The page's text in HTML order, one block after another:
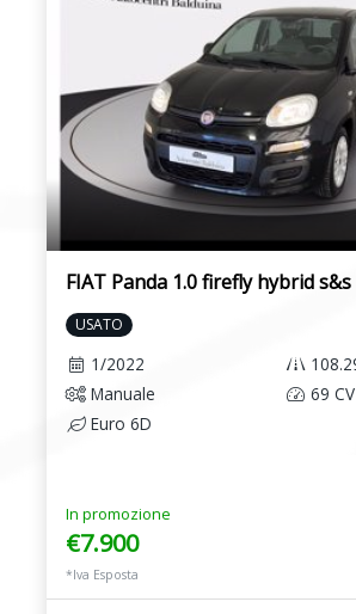
FIAT Panda 1.0 firefly hybrid s&s
USATO
1/2022
Manuale
69
Euro 6D
In promozione
€7.900
*Iva Esposta